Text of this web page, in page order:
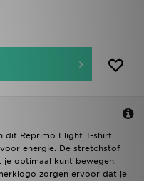
dit Reprimo Flight T-shirt
energie. De stretchstof
optimaal kunt bewegen.
zorgen ervoor dat je